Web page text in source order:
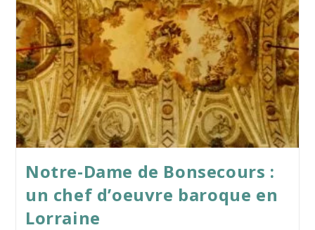
Notre-Dame de Bonsecours :
un chef d’oeuvre baroque en
Lorraine